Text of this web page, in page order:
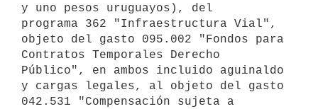
y uno pesos uruguayos), del
programa 362 "Infraestructura Vial",
objeto del gasto 095.002 "Fondos para
Contratos Temporales Derecho
Público", en ambos incluido aguinaldo
y cargas legales, al objeto del gasto
042.531 "Compensación sujeta a